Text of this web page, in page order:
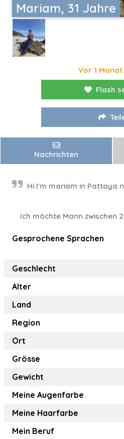
Mariam, 31 Jahre
Vor 1
Flash
Nachrichten
Hi I'm mariam in Pattaya
Ich möchte Mann zwischen
Gesprochene Sprachen
Geschlecht
Alter
Land
Region
Ort
Grösse
Gewicht
Meine Augenfarbe
Meine Haarfarbe
Mein Beruf